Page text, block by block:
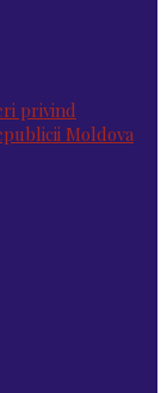
privind
Moldova